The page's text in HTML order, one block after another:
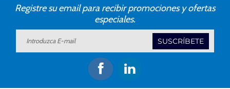
Registre su email para recibir promociones y ofertas
especiales.
SUSCRÍBETE